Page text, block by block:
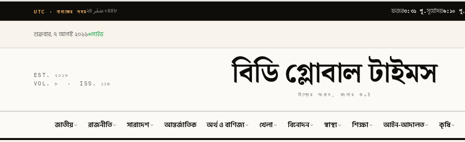
UTC · নামাজের সময় ২৪ صَفَر ১৪৪৮ ফজর৩:৩১ পূ.সূর্যোদয়৬:১০ পূ.
শুক্রবার, ৭ আগস্ট ২০২৬ লাইভ
EST.২০১৮
VOL.৮ · ISS. ১১৬ বিডি গ্লোবাল টাইমস
বিশ্বের সংবাদ, বাংলার কণ্ঠ
জাতীয় রাজনীতি সারাদেশ আন্তর্জাতিক অর্থ ও বাণিজ্য খেলা বিনোদন স্বাস্থ্য শিক্ষা আইন-আদালত কৃষি